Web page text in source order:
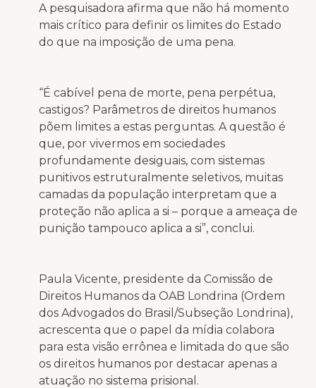
A pesquisadora afirma que não há momento
mais crítico para definir os limites do Estado
do que na imposição de uma pena.
“É cabível pena de morte, pena perpétua,
castigos? Parâmetros de direitos humanos
põem limites a estas perguntas. A questão é
que, por vivermos em sociedades
profundamente desiguais, com sistemas
punitivos estruturalmente seletivos, muitas
camadas da população interpretam que a
proteção não aplica a si – porque a ameaça de
punição tampouco aplica a si”, conclui.
Paula Vicente, presidente da Comissão de
Direitos Humanos da OAB Londrina (Ordem
dos Advogados do Brasil/Subseção Londrina),
acrescenta que o papel da mídia colabora
para esta visão errônea e limitada do que são
os direitos humanos por destacar apenas a
atuação no sistema prisional.